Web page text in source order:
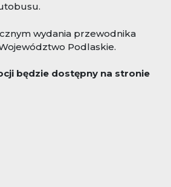
wydania przewodnika
Podlaskie.
będzie dostępny na stronie